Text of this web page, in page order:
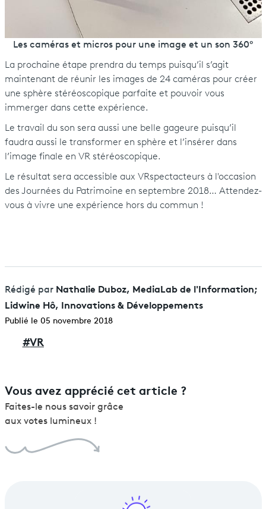
Les caméras et micros pour une image et un son 360°
La prochaine étape prendra du temps puisqu’il s’agit
maintenant de réunir les images de 24 caméras pour créer
une sphère stéréoscopique parfaite et pouvoir vous
immerger dans cette expérience.
Le travail du son sera aussi une belle gageure puisqu’il
faudra aussi le transformer en sphère et l’insérer dans
l’image finale en VR stéréoscopique.
Le résultat sera accessible aux VRspectacteurs à l'occasion
des Journées du Patrimoine en septembre 2018… Attendez-
vous à vivre une expérience hors du commun !
Rédigé par Nathalie Duboz, MediaLab de l'Information;
Lidwine Hô, Innovations & Développements
Publié le 05 novembre 2018
#VR
Vous avez apprécié cet article ?
Faites-le nous savoir grâce
aux votes lumineux !